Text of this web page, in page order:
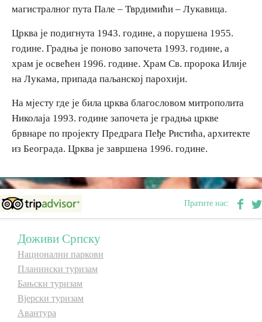
Дестинације
Списак дестинација
Мапа дестинација
Манифестације
Смјештај
Фото
E-Brochure
Откриј Српску
магистралног пута Пале – Тврдимићи – Лукавица.
Црква је подигнута 1943. године, а порушена 1955.
године. Градња је поново започета 1993. године, а
храм је освећен 1996. године. Храм Св. пророка Илије
на Лукама, припада паљанској парохији.
На мјесту где је била црква благословом митрополита
Николаја 1993. године започета је градња цркве
брвнаре по пројекту Предрага Пеђе Ристића, архитекте
из Београда. Црква је завршена 1996. године.
Пратите нас:
Доживи Српску
Национални паркови
Планински туризам
Бањски туризам
Вјерски туризам
Авантура